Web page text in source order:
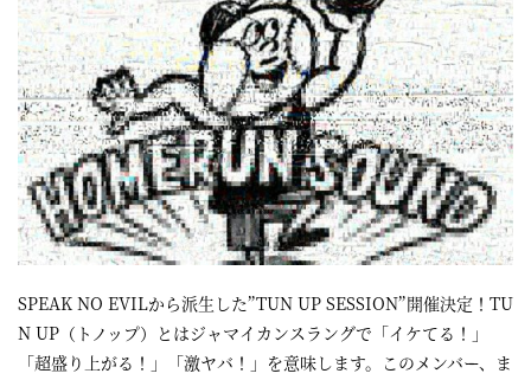
に
あ
る
ダ
イ
ニ
ン
グ
バ
SPEAK NO EVILから派生した”TUN UP SESSION”開催決定！TU
N UP（トノップ）とはジャマイカンスラングで「イケてる！」
「超盛り上がる！」「激ヤバ！」を意味します。このメンバー、ま